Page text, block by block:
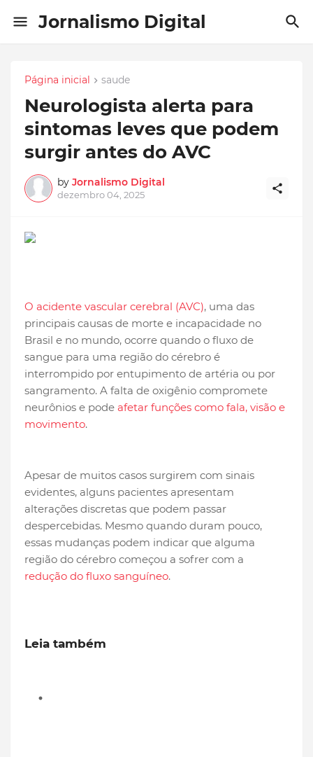
Jornalismo Digital
Página inicial saude
Neurologista alerta para
sintomas leves que podem
surgir antes do AVC
by Jornalismo Digital
dezembro 04, 2025
O acidente vascular cerebral (AVC), uma das
principais causas de morte e incapacidade no
Brasil e no mundo, ocorre quando o fluxo de
sangue para uma região do cérebro é
interrompido por entupimento de artéria ou por
sangramento. A falta de oxigênio compromete
neurônios e pode afetar funções como fala, visão e
movimento.
Apesar de muitos casos surgirem com sinais
evidentes, alguns pacientes apresentam
alterações discretas que podem passar
despercebidas. Mesmo quando duram pouco,
essas mudanças podem indicar que alguma
região do cérebro começou a sofrer com a
redução do fluxo sanguíneo.
Leia também